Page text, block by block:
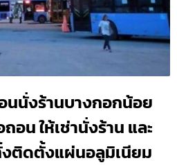
นนั่งร้านบางกอกน้อย
อน ให้เช่านั่งร้าน และ
ติดตั้งแผ่นอลูมิเนียม